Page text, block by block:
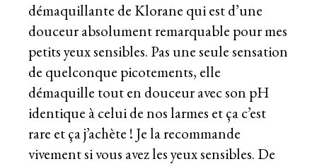
démaquillante de Klorane qui est d’une
douceur absolument remarquable pour mes
petits yeux sensibles. Pas une seule sensation
de quelconque picotements, elle
démaquille tout en douceur avec son pH
identique à celui de nos larmes et ça c’est
rare et ça j’achète ! Je la recommande
vivement si vous avez les yeux sensibles. De